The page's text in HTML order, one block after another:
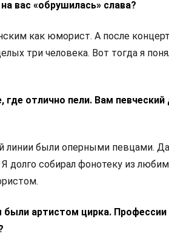
вас «обрушилась» слава?
как юморист. А после
три человека. Вот тогда я
отлично пели. Вам певческий
линии были оперными певцами.
долго собирал фонотеку из
артистом цирка. Профессии